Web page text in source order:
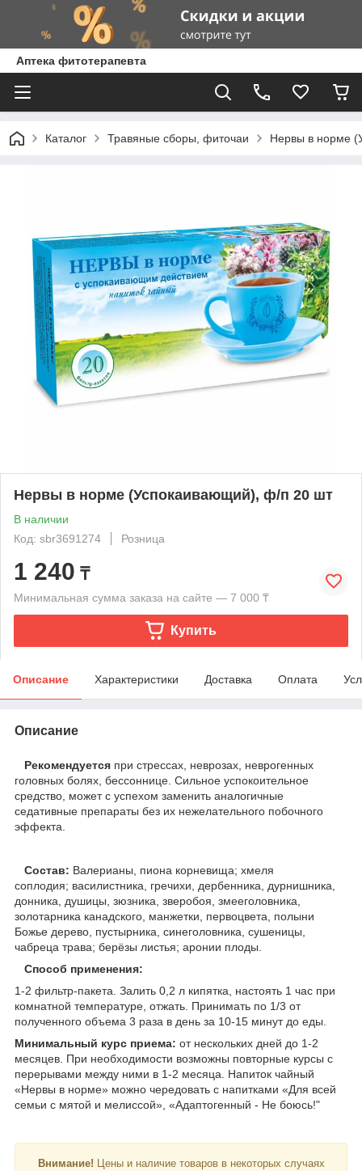
Аптека фитотерапевта
Каталог Травяные сборы, фиточаи Нервы в норме
Нервы в норме (Успокаивающий), ф/п 20 шт
В наличии
Код: sbr3691274
Розница
1 240 ₸
Минимальная сумма заказа на сайте — 7 000 ₸
Купить
Описание Характеристики Доставка Оплата
Описание
Рекомендуется при стрессах, неврозах, неврогенных
головных болях, бессоннице. Сильное успокоительное
средство, может с успехом заменить аналогичные
седативные препараты без их нежелательного побочного
эффекта.
Состав: Валерианы, пиона корневища; хмеля
соплодия; василистника, гречихи, дербенника, дурнишника,
донника, душицы, зюзника, зверобоя, змееголовника,
золотарника канадского, манжетки, первоцвета, полыни
Божье дерево, пустырника, синеголовника, сушеницы,
чабреца трава; берёзы листья; аронии плоды.
Способ применения:
1-2 фильтр-пакета. Залить 0,2 л кипятка, настоять 1 час при
комнатной температуре, отжать. Принимать по 1/3 от
полученного объема 3 раза в день за 10-15 минут до еды.
Минимальный курс приема: от нескольких дней до 1-2
месяцев. При необходимости возможны повторные курсы с
перерывами между ними в 1-2 месяца. Напиток чайный
«Нервы в норме» можно чередовать с напитками «Для всей
семьи с мятой и мелиссой», «Адаптогенный - Не боюсь!"
Внимание! Цены и наличие товаров в некоторых случаях